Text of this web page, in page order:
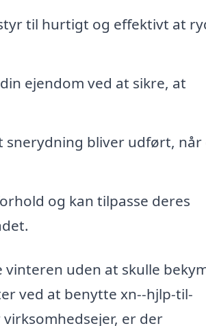
til hurtigt og effektivt at
ejendom ved at sikre, at
snerydning bliver udført, når
og kan tilpasse deres
uden at skulle
ved at benytte xn--hjlp-til-
er der